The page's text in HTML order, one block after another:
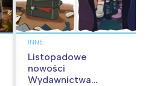
INNE
Listopadowe
nowości
Wydawnictwa